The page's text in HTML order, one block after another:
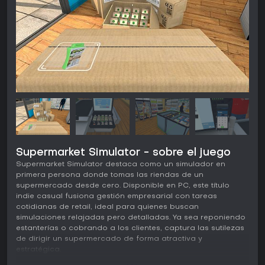
Supermarket Simulator - sobre el juego
Supermarket Simulator destaca como un simulador en
primera persona donde tomas las riendas de un
supermercado desde cero. Disponible en PC, este título
indie casual fusiona gestión empresarial con tareas
cotidianas de retail, ideal para quienes buscan
simulaciones relajadas pero detalladas. Ya sea reponiendo
estanterías o cobrando a los clientes, captura las sutilezas
de dirigir un supermercado de forma atractiva y
estratégica.